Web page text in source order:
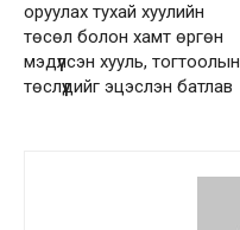
оруулах тухай хуулийн
төсөл болон хамт өргөн
мэдүүлсэн хууль, тогтоолын
төслүүдийг эцэслэн батлав